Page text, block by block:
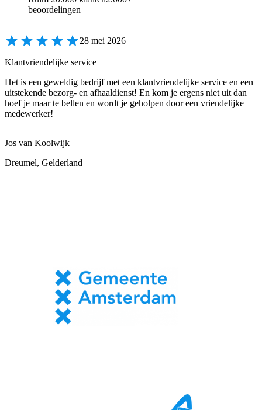
beoordelingen
28 mei 2026
Klantvriendelijke service
Het is een geweldig bedrijf met een klantvriendelijke service en een
uitstekende bezorg- en afhaaldienst! En kom je ergens niet uit dan
hoef je maar te bellen en wordt je geholpen door een vriendelijke
medewerker!
Jos van Koolwijk
Dreumel, Gelderland